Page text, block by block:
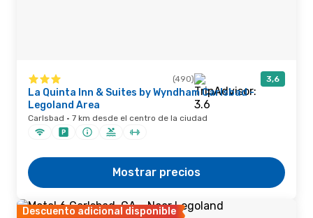
(490) 3,6
La Quinta Inn & Suites by Wyndham Carlsbad -
Legoland Area
Carlsbad · 7 km desde el centro de la ciudad
Mostrar precios
Descuento adicional disponible